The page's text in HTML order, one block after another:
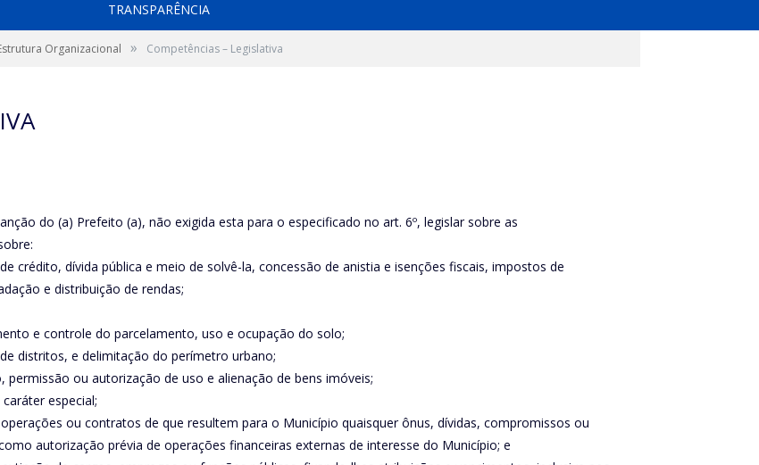
TRANSPARÊNCIA
Organizacional » Competências – Legislativa
do (a) Prefeito (a), não exigida esta para o especificado no art. 6º, legislar sobre as
crédito, dívida pública e meio de solvê-la, concessão de anistia e isenções fiscais, impostos de
e distribuição de rendas;
e controle do parcelamento, uso e ocupação do solo;
distritos, e delimitação do perímetro urbano;
ou autorização de uso e alienação de bens imóveis;
especial;
ou contratos de que resultem para o Município quaisquer ônus, dívidas, compromissos ou
autorização prévia de operações financeiras externas de interesse do Município; e